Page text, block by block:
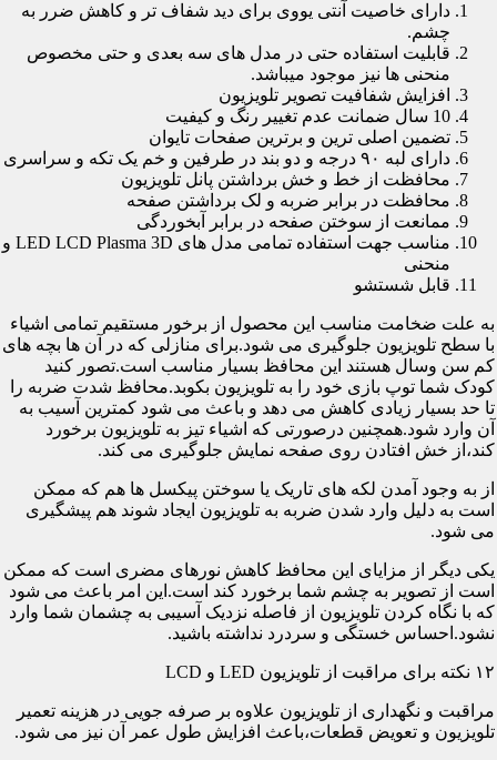
دارای خاصیت آنتی یووی برای دید شفاف تر و کاهش ضرر به
چشم.
قابلیت استفاده حتی در مدل های سه بعدی و حتی مخصوص
منحنی ها نیز موجود میباشد.
افزایش شفافیت تصویر تلویزیون
10 سال ضمانت عدم تغییر رنگ و کیفیت
تضمین اصلی ترین و برترین صفحات تایوان
دارای لبه ۹۰ درجه و دو بند در طرفین و خم یک تکه و سراسری
محافظت از خط و خش برداشتن پانل تلویزیون
محافظت در برابر ضربه و لک برداشتن صفحه
ممانعت از سوختن صفحه در برابر آبخوردگی
مناسب جهت استفاده تمامی مدل های LED LCD Plasma 3D و
منحنی
قابل شستشو
به علت ضخامت مناسب این محصول از برخور مستقیم تمامی اشیاء
با سطح تلویزیون جلوگیری می شود.برای منازلی که در آن ها بچه های
کم سن وسال هستند این محافظ بسیار مناسب است.تصور کنید
کودک شما توپ بازی خود را به تلویزیون بکوبد.محافظ شدت ضربه را
تا حد بسیار زیادی کاهش می دهد و باعث می شود کمترین آسیب به
آن وارد شود.همچنین درصورتی که اشیاء تیز به تلویزیون برخورد
کند،از خش افتادن روی صفحه نمایش جلوگیری می کند.
از به وجود آمدن لکه های تاریک یا سوختن پیکسل ها هم که ممکن
است به دلیل وارد شدن ضربه به تلویزیون ایجاد شوند هم پیشگیری
می شود.
یکی دیگر از مزایای این محافظ کاهش نورهای مضری است که ممکن
است از تصویر به چشم شما برخورد کند است.این امر باعث می شود
که با نگاه کردن تلویزیون از فاصله نزدیک آسیبی به چشمان شما وارد
نشود.احساس خستگی و سردرد نداشته باشید.
۱۲ نکته برای مراقبت از تلویزیون LED و LCD
مراقبت و نگهداری از تلویزیون علاوه بر صرفه جویی در هزینه تعمیر
تلویزیون و تعویض قطعات،باعث افزایش طول عمر آن نیز می شود.